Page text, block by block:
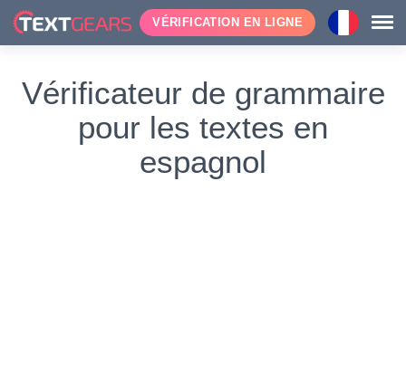
VÉRIFICATION EN LIGNE
Vérificateur de grammaire
pour les textes en
espagnol